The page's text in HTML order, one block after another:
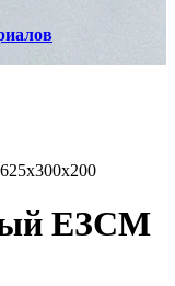
ЕЗСМ